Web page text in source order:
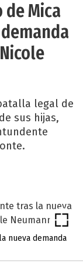
Mica
legal de
sus hijas,
nueva demanda